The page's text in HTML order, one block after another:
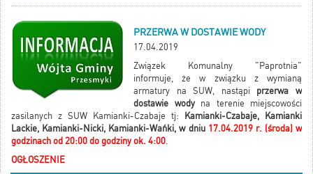
PRZERWA W DOSTAWIE WODY
17.04.2019
Związek Komunalny "Paprotnia"
informuje, że w związku z wymianą
armatury na SUW, nastąpi przerwa w
dostawie wodyna terenie miejscowości
zasilanych z SUW Kamianki-Czabaje tj:
Kamianki-Czabaje, Kamianki
Lackie, Kamianki-Nicki, Kamianki-Wańki, w dniu 17.04.2019 r. (środa) w
godzinach od 20:00 do godziny ok. 4:00.
OGŁOSZENIE